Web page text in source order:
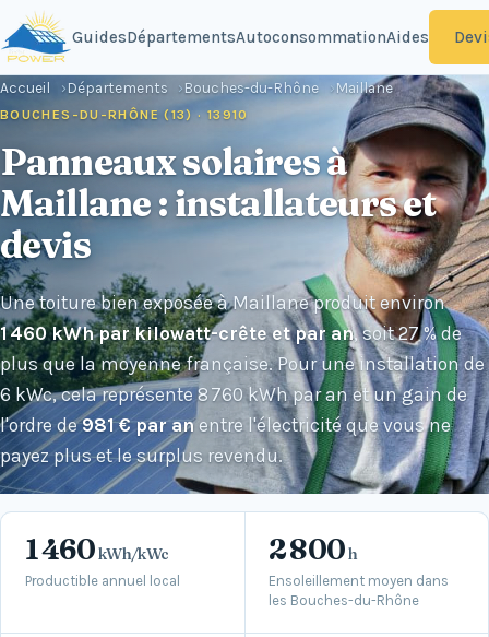
GuidesDépartementsAutoconsommationAides
Accueil Départements Bouches-du-Rhône Maillane
BOUCHES-DU-RHÔNE (13) · 13910
Panneaux solaires à
Maillane : installateurs et
devis
Une toiture bien exposée à Maillane produit environ
1 460 kWh par kilowatt-crête et par an, soit 27 % de
plus que la moyenne française. Pour une installation de
6 kWc, cela représente 8 760 kWh par an et un gain de
l'ordre de981 € par anentre l'électricité que vous ne
payez plus et le surplus revendu.
Productible annuel local
1 460kWh/kWc
Ensoleillement moyen dans
les Bouches-du-Rhône
2 800h